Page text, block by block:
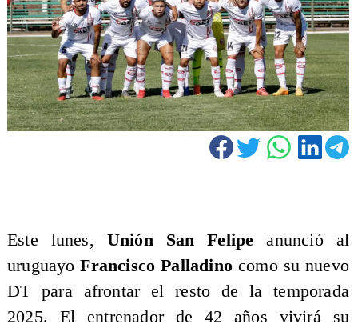
Este lunes, Unión San Felipe anunció al
uruguayoFrancisco Palladino como su nuevo
DT para afrontar el resto de la temporada
2025. El entrenador de 42 años vivirá su